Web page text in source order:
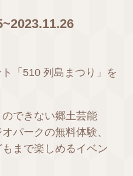
「510 列島まつり」を
できない郷土芸能
パークの無料体験、
まで楽しめるイベン